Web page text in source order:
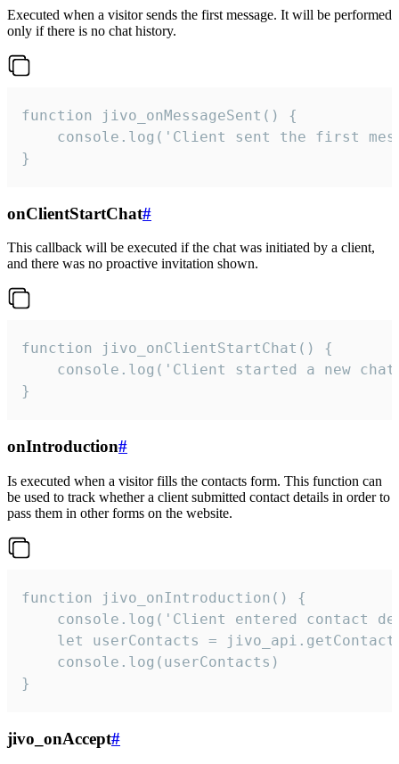
Executed when a visitor sends the first message. It will be performed
only if there is no chat history.
function jivo_onMessageSent() {
console.log('Client sent the first
}
onClientStartChat#
This callback will be executed if the chat was initiated by a client,
and there was no proactive invitation shown.
function jivo_onClientStartChat() {
console.log('Client started a new
}
onIntroduction#
Is executed when a visitor fills the contacts form. This function can
be used to track whether a client submitted contact details in order to
pass them in other forms on the website.
function jivo_onIntroduction() {
console.log('Client entered contact
let userContacts =
    console.log(userContacts)
}
jivo_onAccept#